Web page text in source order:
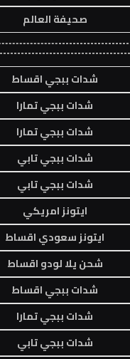
صحيفة العالم
شدات ببجي اقساط
شدات ببجي تمارا
شدات ببجي تمارا
شدات ببجي تابي
شدات ببجي تابي
ايتونز امريكي
ايتونز سعودي اقساط
شحن يلا لودو اقساط
شدات ببجي اقساط
شدات ببجي تمارا
شدات ببجي تابي